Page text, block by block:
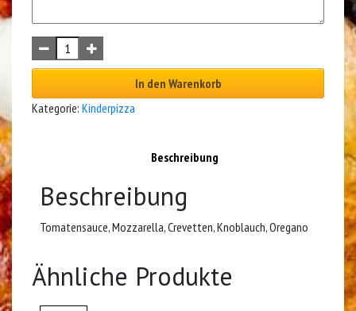
In den Warenkorb
Kategorie: Kinderpizza
Beschreibung
Beschreibung
Tomatensauce, Mozzarella, Crevetten, Knoblauch, Oregano
Ähnliche Produkte